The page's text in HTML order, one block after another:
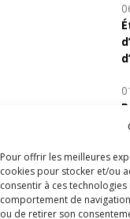
Pour offrir les meilleures
cookies pour stocker et/ou
consentir à ces
comportement de
ou de retirer son